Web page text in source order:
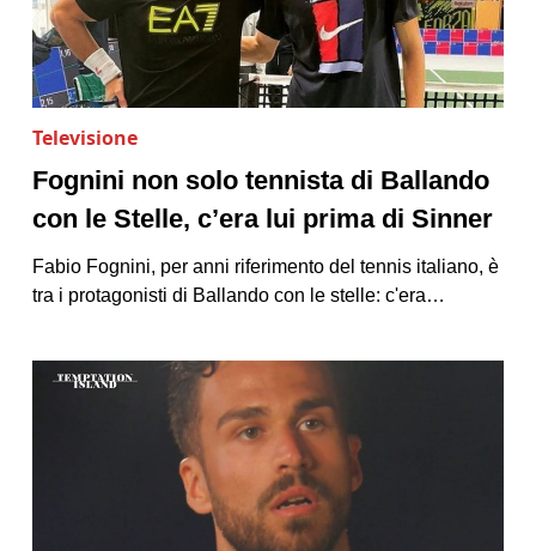
Televisione
Fognini non solo tennista di Ballando
con le Stelle, c’era lui prima di Sinner
Fabio Fognini, per anni riferimento del tennis italiano, è
tra i protagonisti di Ballando con le stelle: c'era…